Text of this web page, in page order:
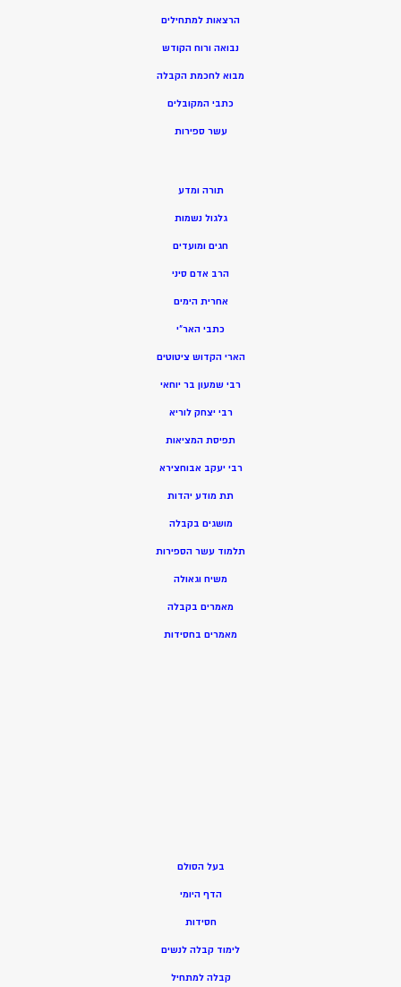
הרצאות למתחילים
נבואה ורוח הקודש
מבוא לחכמת הקבלה
כתבי המקובלים
עשר ספירות
תורה ומדע
גלגול נשמות
חגים ומועדים
הרב אדם סיני
אחרית הימים
כתבי האר”י
הארי הקדוש ציטוטים
רבי שמעון בר יוחאי
רבי יצחק לוריא
תפיסת המציאות
רבי יעקב אבוחצירא
תת מודע יהדות
מושגים בקבלה
תלמוד עשר הספירות
משיח וגאולה
מאמרים בקבלה
מאמרים בחסידות
בעל הסולם
הדף היומי
חסידות
לימוד קבלה לנשים
קבלה למתחיל